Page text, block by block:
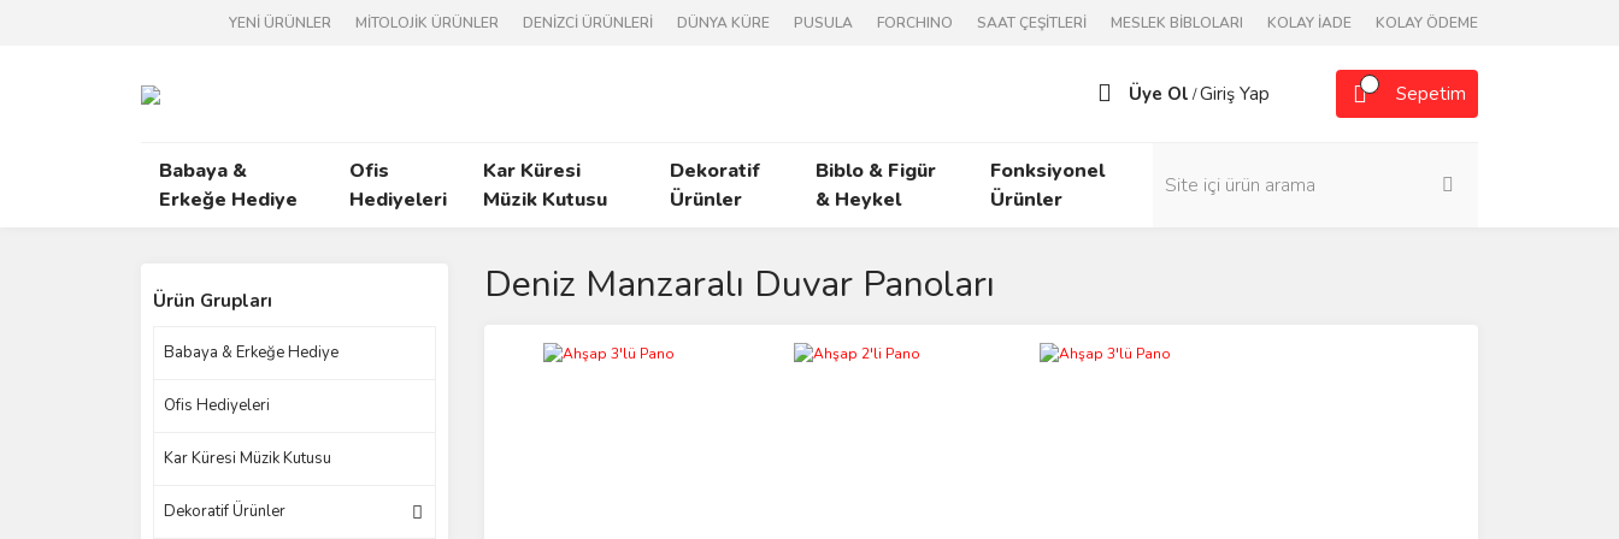
YENİ ÜRÜNLER MİTOLOJİK ÜRÜNLER DENİZCİ ÜRÜNLERİ DÜNYA KÜRE PUSULA FORCHINO SAAT ÇEŞİTLERİ MESLEK BİBLOLARI KOLAY İADE KOLAY ÖDEME
Üye Ol /Giriş Yap Sepetim
Babaya &
Erkeğe Hediye
Ofis
Hediyeleri
Kar Küresi
Müzik Kutusu
Dekoratif
Ürünler
Biblo & Figür
& Heykel
Fonksiyonel
Ürünler
Ürün Grupları
Babaya & Erkeğe Hediye
Ofis Hediyeleri
Kar Küresi Müzik Kutusu
Dekoratif Ürünler
Deniz Manzaralı Duvar Panoları